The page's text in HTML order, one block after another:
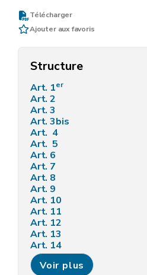
Télécharger
Ajouter aux favoris
Structure
Art. 1er
Art. 2
Art. 3
Art. 3bis
Art. 4
Art. 5
Art. 6
Art. 7
Art. 8
Art. 9
Art. 10
Art. 11
Art. 12
Art. 13
Art. 14
Annexe I
Annexe 2
Voir plus